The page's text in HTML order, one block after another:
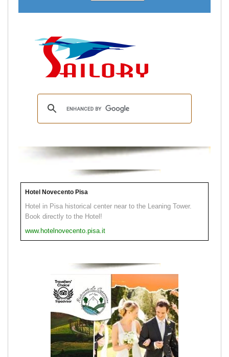
Hotel Novecento Pisa
Hotel in Pisa historical center near to the Leaning Tower.
Book directly to the Hotel!
www.hotelnovecento.pisa.it